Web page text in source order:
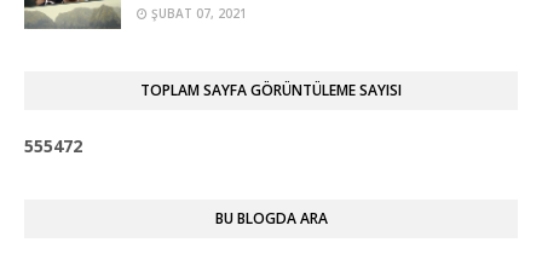
ŞUBAT 07, 2021
TOPLAM SAYFA GÖRÜNTÜLEME SAYISI
555472
BU BLOGDA ARA